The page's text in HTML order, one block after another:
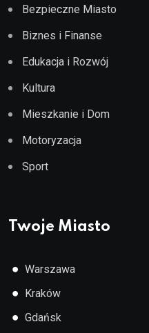
Bezpieczne Miasto
Biznes i Finanse
Edukacja i Rozwój
Kultura
Mieszkanie i Dom
Motoryzacja
Sport
Twoje Miasto
● Warszawa
● Kraków
● Gdańsk